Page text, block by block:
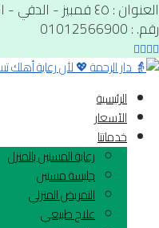
العنوان : ٤٥ قمبيز
رقم. : 01012566900
الرئيسية
الآسعار
خدماتنا
رعاية المسنين بالمنزل
جليسة مسنين
التمريض المنزلي
علاج طبيعي